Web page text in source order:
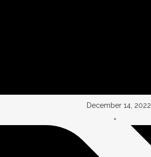
December 14, 2022